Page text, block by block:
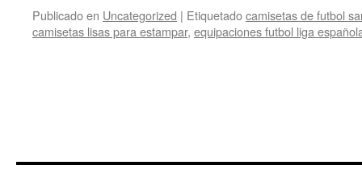
Publicado en Uncategorized | Etiquetadocamisetas de futbol
camisetas lisas para estampar, equipaciones futbol liga